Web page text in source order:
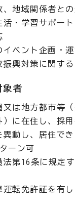
地域関係者との
・学習サポート
ベント企画・運
興対策に関する
者
は地方都市等（
）に在住し、
し、居住でき
ーン可
第16条に規定
転免許証を有し